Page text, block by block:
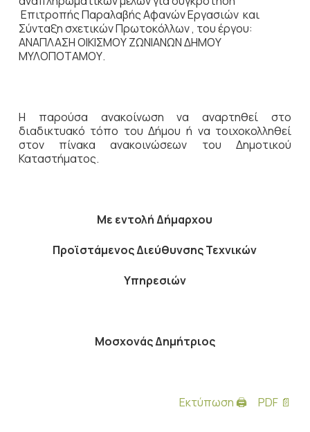
Επιτροπής Παραλαβής Αφανών Εργασιών και
Σύνταξη σχετικών Πρωτοκόλλων , του έργου:
ΑΝΑΠΛΑΣΗ ΟΙΚΙΣΜΟΥ ΖΩΝΙΑΝΩΝ ΔΗΜΟΥ
ΜΥΛΟΠΟΤΑΜΟΥ.
Η παρούσα ανακοίνωση να αναρτηθεί στο
διαδικτυακό τόπο του Δήμου ή να τοιχοκολληθεί
στον πίνακα ανακοινώσεων του Δημοτικού
Καταστήματος.
Με εντολή Δήμαρχου
Προϊστάμενος Διεύθυνσης Τεχνικών
Υπηρεσιών
Μοσχονάς Δημήτριος
Εκτύπωση 🖨 PDF 📄